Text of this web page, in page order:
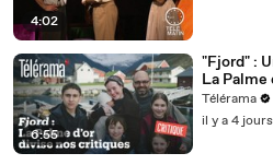
4:02
6:55
"Fjord" :
La
Télérama
il y a 4 jours